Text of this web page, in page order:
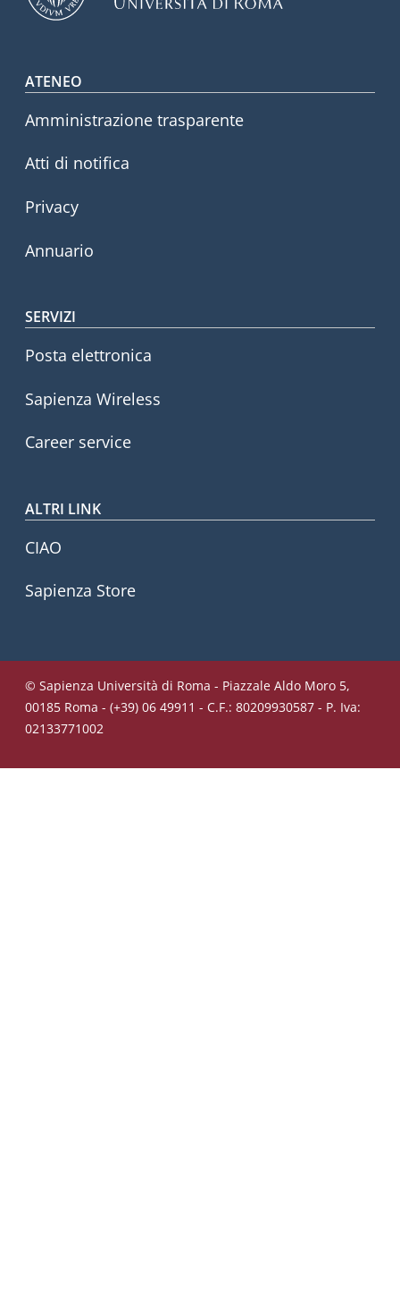
Footer menu
ATENEO
Amministrazione trasparente
Atti di notifica
Privacy
Annuario
SERVIZI
Posta elettronica
Sapienza Wireless
Career service
ALTRI LINK
CIAO
Sapienza Store
© Sapienza Università di Roma - Piazzale Aldo Moro 5,
00185 Roma - (+39) 06 49911 - C.F.: 80209930587 - P. Iva:
02133771002